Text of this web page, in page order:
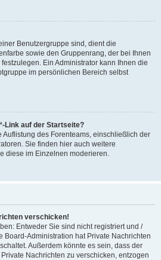
Benutzergruppe sind, dient die
sowie den Gruppenrang, der bei Ihnen
Ein Administrator kann Ihnen die
im persönlichen Bereich selbst
Link auf der Startseite?
des Forenteams, einschließlich der
Sie finden hier auch weitere
diese im Einzelnen moderieren.
verschicken!
Entweder Sie sind nicht registriert und /
Board-Administration hat Private Nachrichten
Außerdem könnte es sein, dass der
Nachrichten zu verschicken, entzogen